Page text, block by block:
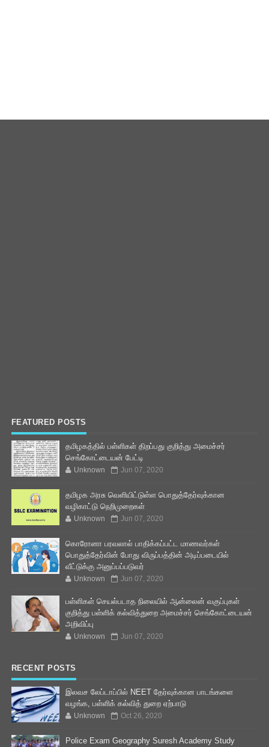
FEATURED POSTS
தமிழகத்தில் பள்ளிகள் திறப்பது குறித்து அமைச்சர்
செங்கோட்டையன் பேட்டி
Unknown Jun 07, 2020
தமிழக அரசு வெளியிட்டுள்ள பொதுத்தேர்வுக்கான
வழிகாட்டு நெறிமுறைகள்
Unknown Jun 07, 2020
கொரோனா பரவலால் பாதிக்கப்பட்ட மாணவர்கள்
பொதுத்தேர்வின் போது விருப்பத்தின் அடிப்படையில்
வீட்டுக்கு அனுப்பப்படுவர்
Unknown Jun 07, 2020
பள்ளிகள் செயல்படாத நிலையில் ஆன்லைன் வகுப்புகள்
குறித்து பள்ளிக் கல்வித்துறை அமைச்சர் செங்கோட்டையன்
அறிவிப்பு
Unknown Jun 07, 2020
RECENT POSTS
இலவச லேப்டாப்பில் NEET தேர்வுக்கான பாடங்களை
வழங்க, பள்ளிக் கல்வித் துறை ஏற்பாடு
Unknown Oct 26, 2020
Police Exam Geography Suresh Academy Study